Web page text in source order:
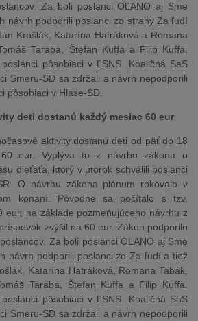
Za boli poslanci OĽANO aj Sme
návrh podporili poslanci zo strany Za ľudí
Krošlák, Katarína Hatráková a Romana
Taraba, Štefan Kuffa a Filip Kuffa.
pôsobiaci v ĽSNS. Koaličná SaS
Smeru-SD sa zdržali a návrh nepodporili
pôsobiaci v Hlase-SD.
deti dostanú každý mesiac 60 eur
aktivity dostanú deti od päť do 18
eur. Vyplýva to z návrhu zákona o
dieťaťa, ktorý v utorok schválili poslanci
O návrhu zákona plénum rokovalo v
konaní. Pôvodne sa počítalo s tzv.
eur, na základe pozmeňujúceho návrhu z
zvýšil na 60 eur. Zákon podporilo
Za boli poslanci OĽANO aj Sme
návrh podporili poslanci zo Za ľudí a tiež
Katarína Hatráková, Romana Tabák,
Taraba, Štefan Kuffa a Filip Kuffa.
pôsobiaci v ĽSNS. Koaličná SaS
Smeru-SD sa zdržali a návrh nepodporili